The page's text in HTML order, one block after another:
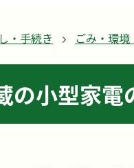
・手続き ごみ・環境
の小型家